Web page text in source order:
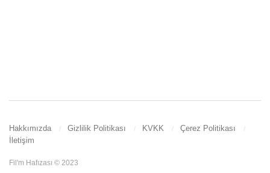
Hakkımızda Gizlilik Politikası KVKK
Çerez Politikası
İletişim
Fil'm Hafızası © 2023